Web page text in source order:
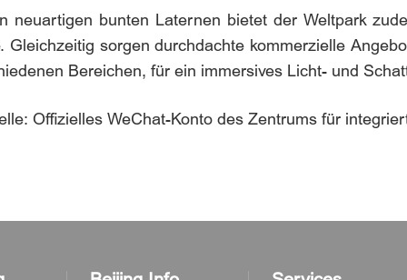
neuartigen bunten Laternen bietet der Weltpark
Gleichzeitig sorgen durchdachte kommerzielle
Bereichen, für ein immersives Licht- und
Offizielles WeChat-Konto des Zentrums für